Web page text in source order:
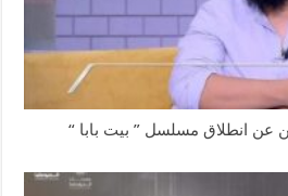
عن انطلاق مسلسل ” بيت بابا “